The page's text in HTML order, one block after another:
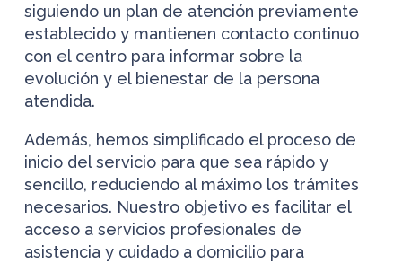
siguiendo un plan de atención previamente
establecido y mantienen contacto continuo
con el centro para informar sobre la
evolución y el bienestar de la persona
atendida.
Además, hemos simplificado el proceso de
inicio del servicio para que sea rápido y
sencillo, reduciendo al máximo los trámites
necesarios. Nuestro objetivo es facilitar el
acceso a servicios profesionales de
asistencia y cuidado a domicilio para